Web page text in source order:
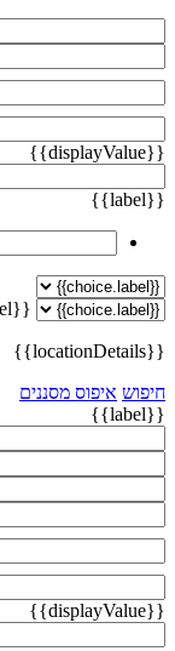
{{displayValue}}
{{label}}
{{label}}
{{locationDetails}}
חיפוש איפוס מסננים
{{label}}
{{displayValue}}